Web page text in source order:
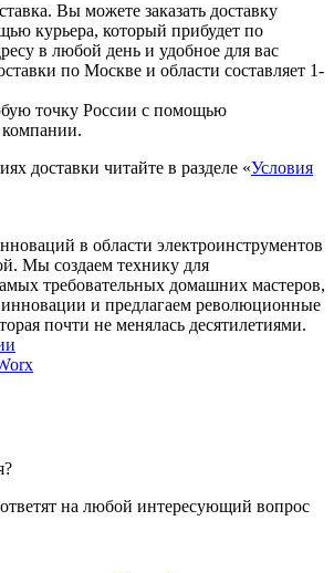
Вы можете заказать доставку
курьера, который прибудет по
в любой день и удобное для вас
по Москве и области составляет 1-
точку России с помощью
доставки читайте в разделе «Условия
в области электроинструментов
Мы создаем технику для
требовательных домашних мастеров,
и предлагаем революционные
почти не менялась десятилетиями.
на любой интересующий вопрос